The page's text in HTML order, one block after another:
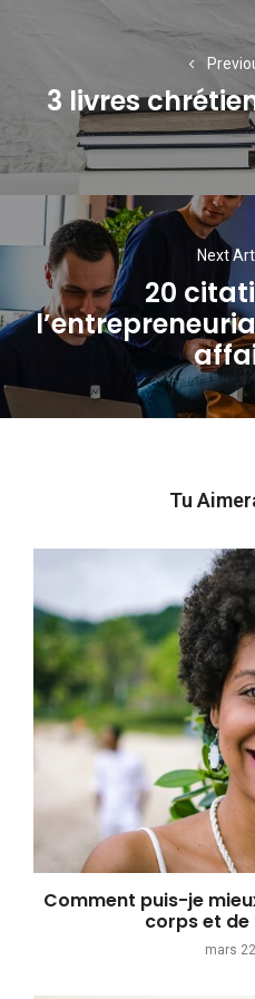
3 livres
Next
20
Tu
Comment puis-je
corps et de
mars